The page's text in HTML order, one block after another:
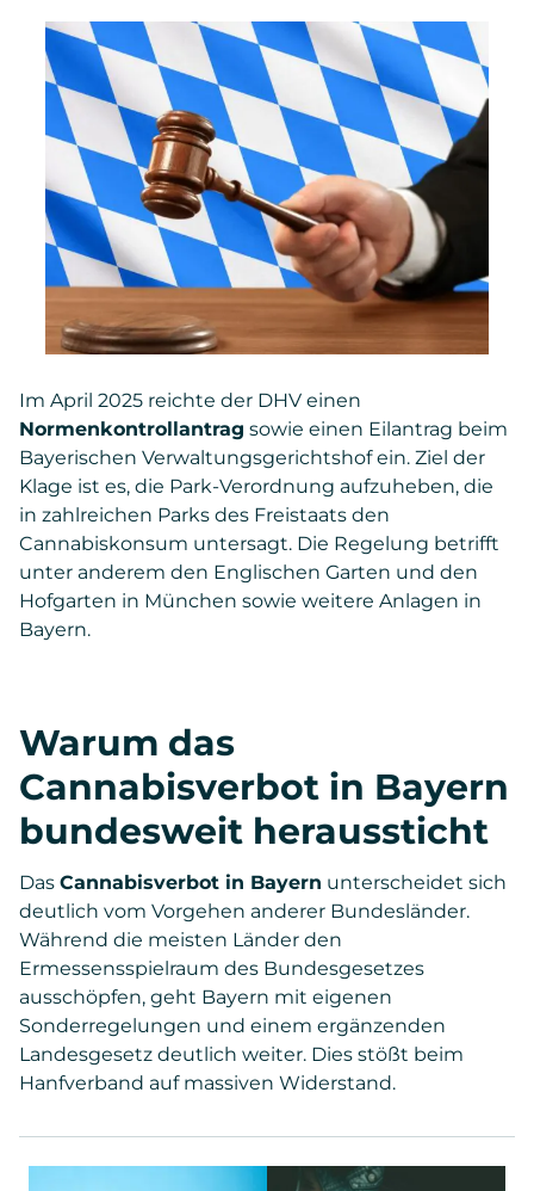
Im April 2025 reichte der DHV einen
Normenkontrollantrag sowie einen Eilantrag beim
Bayerischen Verwaltungsgerichtshof ein. Ziel der
Klage ist es, die Park-Verordnung aufzuheben, die
in zahlreichen Parks des Freistaats den
Cannabiskonsum untersagt. Die Regelung betrifft
unter anderem den Englischen Garten und den
Hofgarten in München sowie weitere Anlagen in
Bayern.
Warum das
Cannabisverbot in Bayern
bundesweit heraussticht
Das Cannabisverbot in Bayern unterscheidet sich
deutlich vom Vorgehen anderer Bundesländer.
Während die meisten Länder den
Ermessensspielraum des Bundesgesetzes
ausschöpfen, geht Bayern mit eigenen
Sonderregelungen und einem ergänzenden
Landesgesetz deutlich weiter. Dies stößt beim
Hanfverband auf massiven Widerstand.